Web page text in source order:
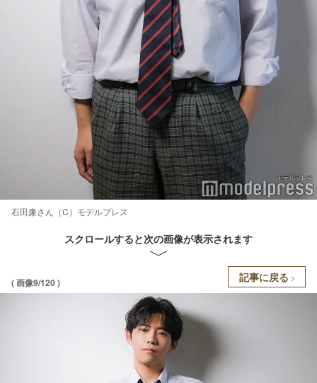
石田廉さん（C）モデルプレス
スクロールすると次の画像が表示されます
( 画像9/120 ) 記事に戻る